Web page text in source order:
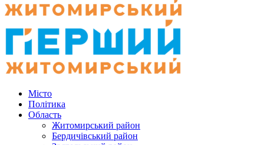
Місто
Політика
Область
Житомирський район
Бердичівський район